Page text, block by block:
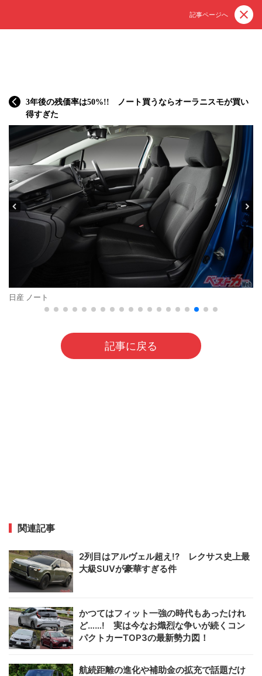
記事ページへ
3年後の残価率は50%!! ノート買うならオーラニスモが買い
得すぎた
日産 ノート
記事に戻る
関連記事
2列目はアルヴェル超え!? レクサス史上最
大級SUVが豪華すぎる件
かつてはフィット一強の時代もあったけれ
ど……! 実は今なお熾烈な争いが続くコン
パクトカーTOP3の最新勢力図！
航続距離の進化や補助金の拡充で話題だけ